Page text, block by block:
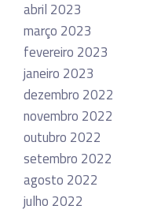
abril 2023
março 2023
fevereiro 2023
janeiro 2023
dezembro 2022
novembro 2022
outubro 2022
setembro 2022
agosto 2022
julho 2022